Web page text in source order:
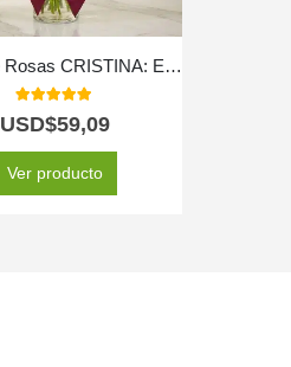
Jarron de Rosas CRISTINA: Elegancia en 12 Tonos Surtidos ⚜️
out of 5
USD$59,09
Ver producto